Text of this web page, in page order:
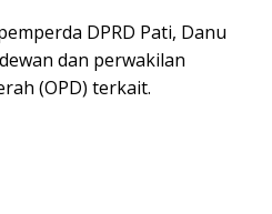
DPRD Pati, Danu
dan perwakilan
(OPD) terkait.